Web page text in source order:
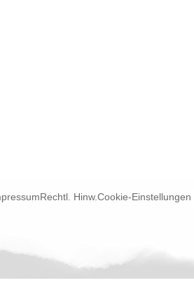
Rechtl. Hinw.Cookie-Einstellungen